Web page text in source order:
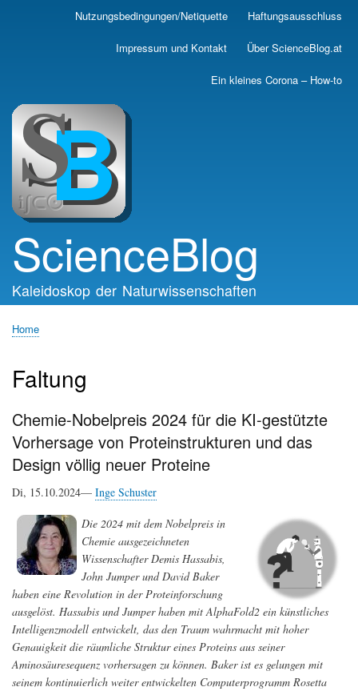
Skip
main
Nutzungsbedingungen/Netiquette Haftungsausschluss
Impressum und Kontakt Über ScienceBlog.at
Ein kleines Corona – How-to
ScienceBlog
Kaleidoskop der Naturwissenschaften
Home
Faltung
Chemie-Nobelpreis 2024 für die KI-gestützte
Vorhersage von Proteinstrukturen und das
Design völlig neuer Proteine
Di, 15.10.2024— Inge Schuster
Die 2024 mit dem Nobelpreis in
Chemie ausgezeichneten
Wissenschafter Demis Hassabis,
John Jumper und David Baker
haben eine Revolution in der Proteinforschung
ausgelöst. Hassabis und Jumper haben mit AlphaFold2 ein künstliches
Intelligenzmodell entwickelt, das den Traum wahrmacht mit hoher
Genauigkeit die räumliche Struktur eines Proteins aus seiner
Aminosäuresequenz vorhersagen zu können. Baker ist es gelungen mit
seinem kontinuierlich weiter entwickelten Computerprogramm Rosetta